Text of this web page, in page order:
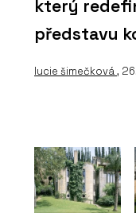
který
představu
lucie šimečková,